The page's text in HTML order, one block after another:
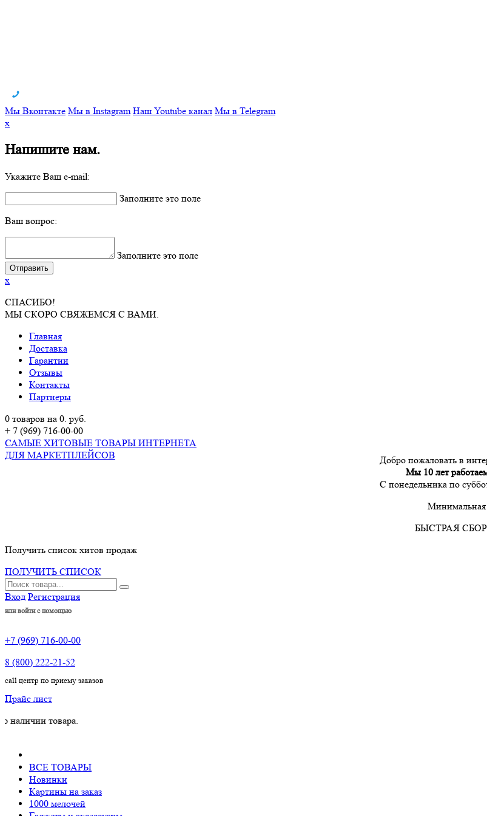
Мы Вконтакте Мы в Instagram Наш Youtube канал Мы в Telegram
x
Напишите нам.
Укажите Ваш e-mail:
Заполните это поле
Ваш вопрос:
Заполните это поле
x
СПАСИБО!
МЫ СКОРО СВЯЖЕМСЯ С ВАМИ.
Главная
Доставка
Гарантии
Отзывы
Контакты
Партнеры
0 товаров на 0. руб.
+ 7 (969) 716-00-00
САМЫЕ ХИТОВЫЕ ТОВАРЫ ИНТЕРНЕТА
ДЛЯ МАРКЕТПЛЕЙСОВ
Добро пожаловать в
Мы 10 лет
С понедельника по
Минимальная
БЫСТРАЯ
Получить список хитов продаж
ПОЛУЧИТЬ СПИСОК
Вход Регистрация
или войти с помощью
+7 (969) 716-00-00
8 (800) 222-21-52
call центр по приему заказов
Прайс лист
товара.
ВСЕ ТОВАРЫ
Новинки
Картины на заказ
1000 мелочей